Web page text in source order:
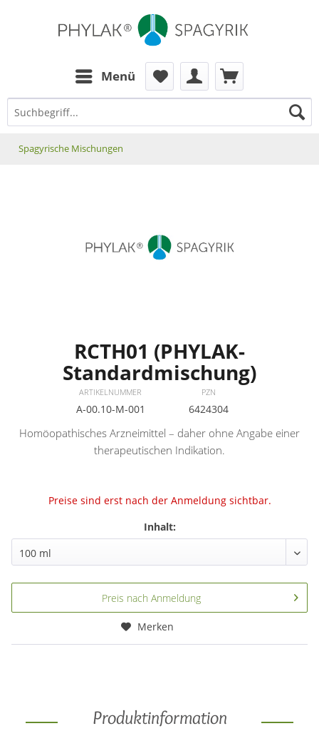
Menü
Spagyrische Mischungen
RCTH01 (PHYLAK-
Standardmischung)
ARTIKELNUMMER
A-00.10-M-001
PZN
6424304
Homöopathisches Arzneimittel – daher ohne Angabe einer
therapeutischen Indikation.
Preise sind erst nach der Anmeldung sichtbar.
Inhalt:
Preis nach Anmeldung
Merken
Produktinformation